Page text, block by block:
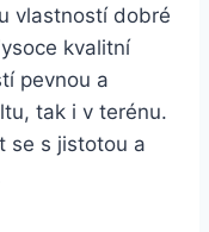
​vlastností dobré
kvalitní
pevnou a
⁤tak i v terénu.
se s jistotou a